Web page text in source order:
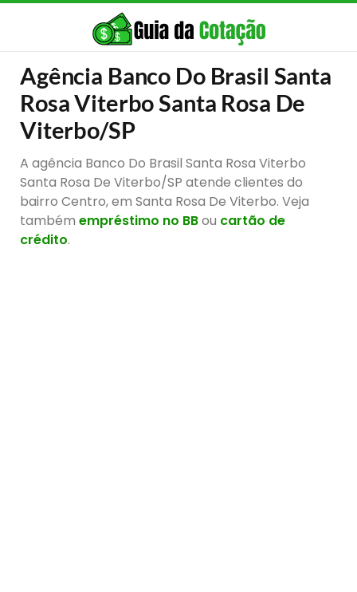
Agência Banco Do Brasil Santa
Rosa Viterbo Santa Rosa De
Viterbo/SP
A agência Banco Do Brasil Santa Rosa Viterbo
Santa Rosa De Viterbo/SP atende clientes do
bairro Centro, em Santa Rosa De Viterbo. Veja
também empréstimo no BBou cartão de
crédito.